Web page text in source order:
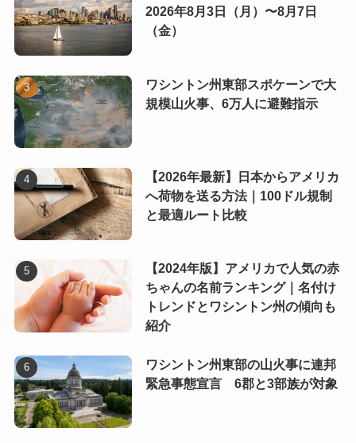
2026年8月3日（月）〜8月7日
（金）
ワシントン州東部スポケーンで大
規模山火事、6万人に避難指示
【2026年最新】日本からアメリカ
へ荷物を送る方法｜100ドル規制
と最適ルート比較
【2024年版】アメリカで人気の赤
ちゃんの名前ランキング｜名付け
トレンドとワシントン州の傾向も
紹介
ワシントン州東部の山火事に連邦
緊急事態宣言 6郡と3部族が対象